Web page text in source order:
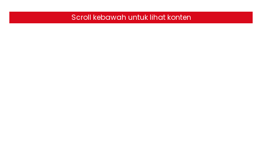
Scroll kebawah untuk lihat konten